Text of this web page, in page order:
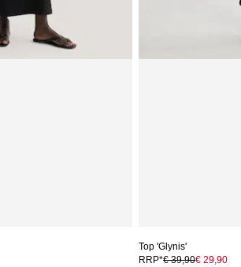
Top 'Glynis'
RRP*€ 39,90€ 29,90